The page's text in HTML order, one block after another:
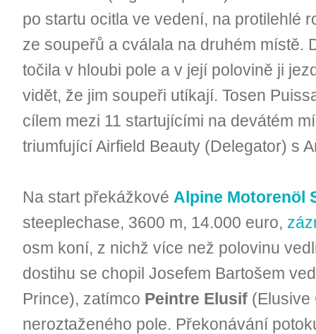
po startu ocitla ve vedení, na protilehlé
ze soupeřů a cválala na druhém místě.
točila v hloubi pole a v její polovině ji
vidět, že jim soupeři utíkají. Tosen
cílem mezi 11 startujícími na devátém
triumfující Airfield Beauty (Delegator) s
Na start překážkové Alpine Motorenöl
steeplechase, 3600 m, 14.000 euro,
osm koní, z nichž více než polovinu
dostihu se chopil Josefem Bartošem
Prince), zatímco Peintre Elusif (Elusive
neroztaženého pole. Překonávání